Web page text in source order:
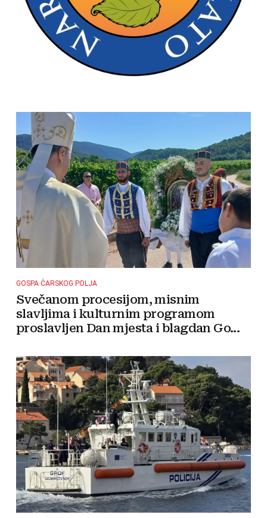
GOSPA ČARSKOG POLJA
Svečanom procesijom, misnim
slavljima i kulturnim programom
proslavljen Dan mjesta i blagdan Go...